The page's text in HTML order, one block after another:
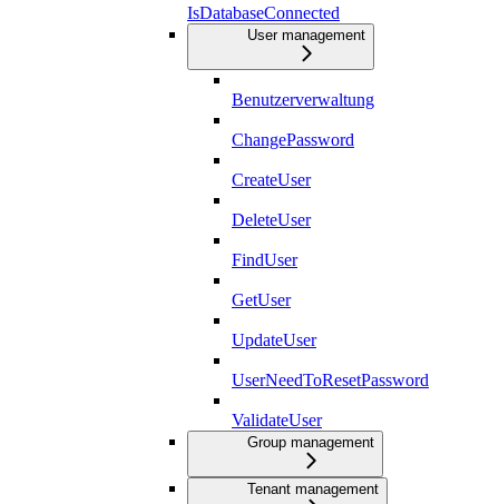
IsDatabaseConnected
User management
Benutzerverwaltung
ChangePassword
CreateUser
DeleteUser
FindUser
GetUser
UpdateUser
UserNeedToResetPassword
ValidateUser
Group management
Tenant management